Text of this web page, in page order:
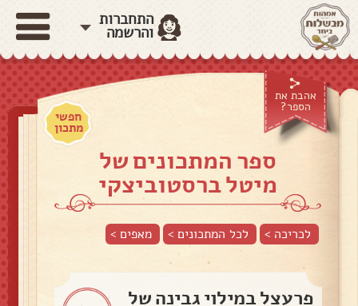
התחברות
והרשמה
אהבת את
הספר?
חפשי
מתכון
ספר המתכונים של
מיטל ברסטוביצקי
לכריכה > לכל המתכונים > מאפים>
פרעצל במילוי גבינה של